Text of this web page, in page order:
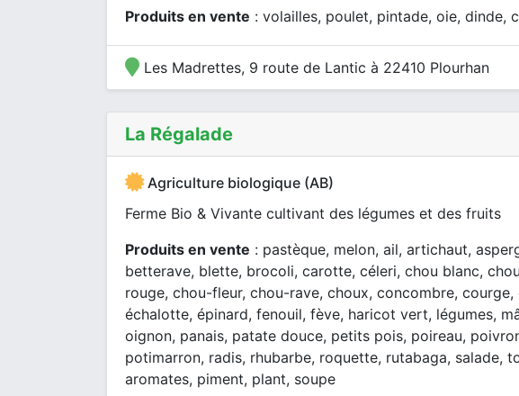
Produits en vente : volailles, poulet, pintade, oie, dinde,
Les Madrettes, 9 route de Lantic à 22410 Plourhan
La Régalade
Agriculture biologique (AB)
Ferme Bio & Vivante cultivant des légumes et des fruits
Produits en vente : pastèque, melon, ail, artichaut,
betterave, blette, brocoli, carotte, céleri, chou blanc,
rouge, chou-fleur, chou-rave, choux, concombre, courge,
échalotte, épinard, fenouil, fève, haricot vert, légumes,
oignon, panais, patate douce, petits pois, poireau,
potimarron, radis, rhubarbe, roquette, rutabaga, salade,
aromates, piment, plant, soupe